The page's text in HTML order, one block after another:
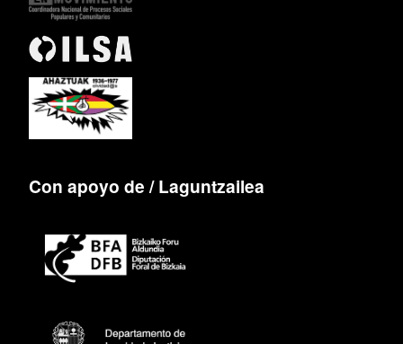
Con apoyo de / Laguntzailea